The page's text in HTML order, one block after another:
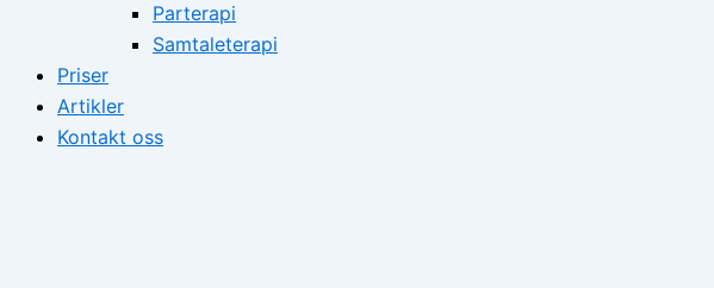
Parterapi
Samtaleterapi
Priser
Artikler
Kontakt oss